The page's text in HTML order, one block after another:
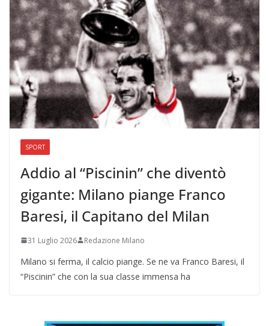
SPORT
Addio al “Piscinin” che diventò
gigante: Milano piange Franco
Baresi, il Capitano del Milan
31 Luglio 2026 Redazione Milano
Milano si ferma, il calcio piange. Se ne va Franco Baresi, il
“Piscinin” che con la sua classe immensa ha